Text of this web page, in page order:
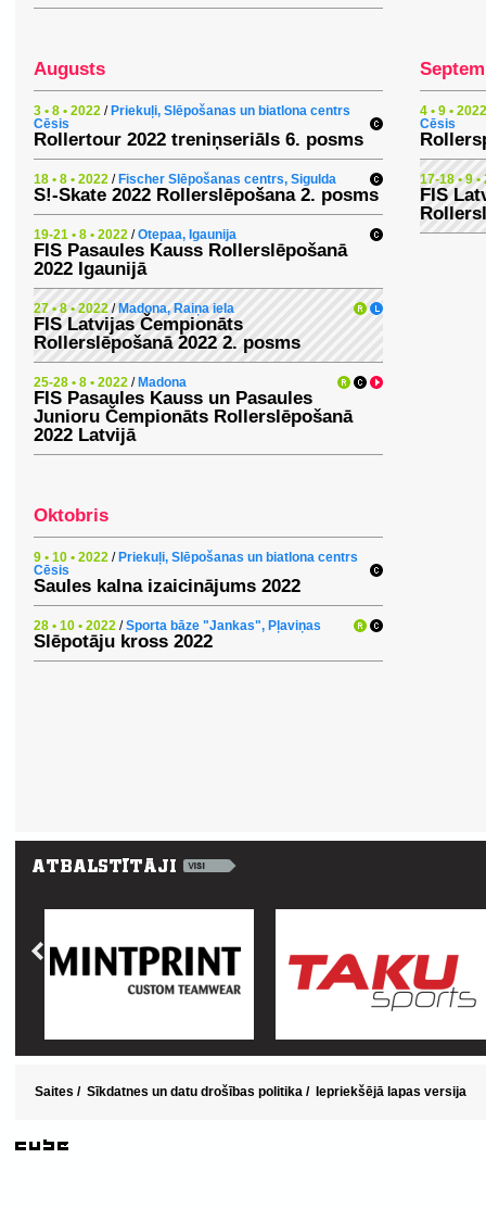
Augusts
3 • 8 • 2022 / Priekuļi, Slēpošanas un biatlona centrs
Cēsis
Rollertour 2022 treniņseriāls 6. posms
18 • 8 • 2022 / Fischer Slēpošanas centrs, Sigulda
S!-Skate 2022 Rollerslēpošana 2. posms
19-21 • 8 • 2022 /Otepaa, Igaunija
FIS Pasaules Kauss Rollerslēpošanā
2022 Igaunijā
27 • 8 • 2022 / Madona, Raiņa iela
FIS Latvijas Čempionāts
Rollerslēpošanā 2022 2. posms
25-28 • 8 • 2022 / Madona
FIS Pasaules Kauss un Pasaules
Junioru Čempionāts Rollerslēpošanā
2022 Latvijā
4 • 9 • 2022
Cēsis
17-18 • 9 •
FIS
Oktobris
9 • 10 • 2022 / Priekuļi, Slēpošanas un biatlona centrs
Cēsis
Saules kalna izaicinājums 2022
28 • 10 • 2022 /Sporta bāze "Jankas", Pļaviņas
Slēpotāju kross 2022
Saites / Sīkdatnes un datu drošības politika / Iepriekšējā lapas versija